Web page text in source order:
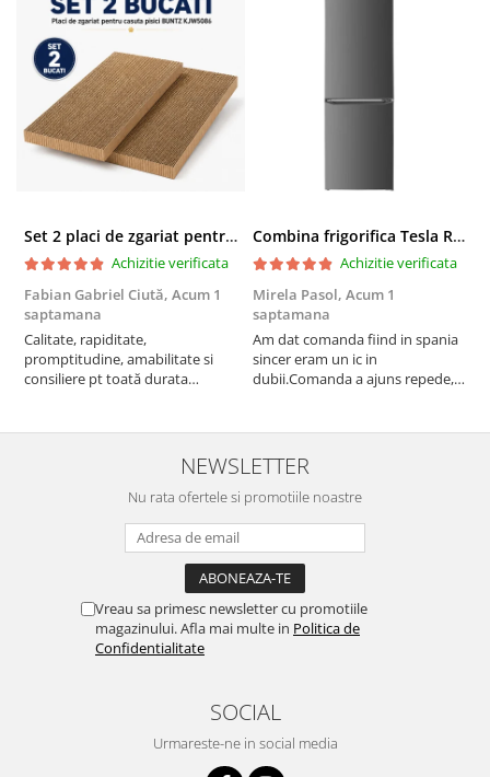
Set 2 placi de zgariat pentru casuta pisici BUNTZ KJW5086, compatibile cu casuta 59 x 28.5 x 35 cm
Achizitie verificata
Fabian Gabriel Ciută, Acum 1
saptamana
Calitate, rapiditate,
promptitudine, amabilitate si
consiliere pt toată durata
Combina frigorifica Tesla RC2600HXE, 262 l, Clasa E, Iluminare LED, dezghetare automata frigider, H 180 cm, Inox
Achizitie verificata
Mirela Pasol, Acum 1
saptamana
Am dat comanda fiind in spania
sincer eram un ic in
dubii.Comanda a ajuns repede,in
treaba,va multumesc pentru
rapiditate si
amabilitate,RECOMAND 100%
NEWSLETTER
Nu rata ofertele si promotiile noastre
Vreau sa primesc newsletter cu promotiile
magazinului. Afla mai multe in Politica de
Confidentialitate
SOCIAL
Urmareste-ne in social media